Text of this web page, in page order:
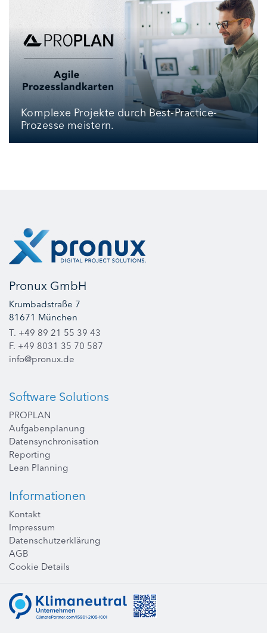
Komplexe Projekte durch Best-Practice-
Prozesse meistern.
Pronux GmbH
Krumbadstraße 7
81671 München
T. +49 89 21 55 39 43
F. +49 8031 35 70 587
info@pronux.de
Software Solutions
PROPLAN
Aufgabenplanung
Datensynchronisation
Reporting
Lean Planning
Informationen
Kontakt
Impressum
Datenschutzerklärung
AGB
Cookie Details